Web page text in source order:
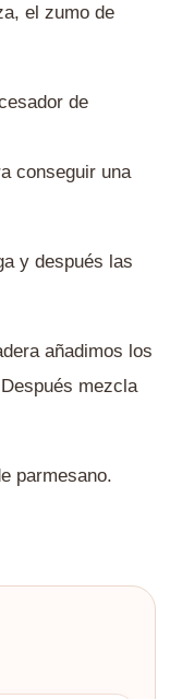
el zumo de
de
conseguir una
y después las
añadimos los
mezcla
parmesano.